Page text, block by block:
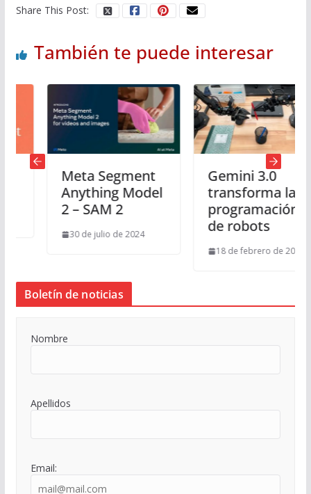
Share This Post:
También te puede interesar
Meta Segment
Anything Model
2 – SAM 2
30 de julio de 2024
Gemini 3.0
transforma la
programación
de robots
18 de febrero de 2026
Boletín de noticias
Nombre
Apellidos
Email: